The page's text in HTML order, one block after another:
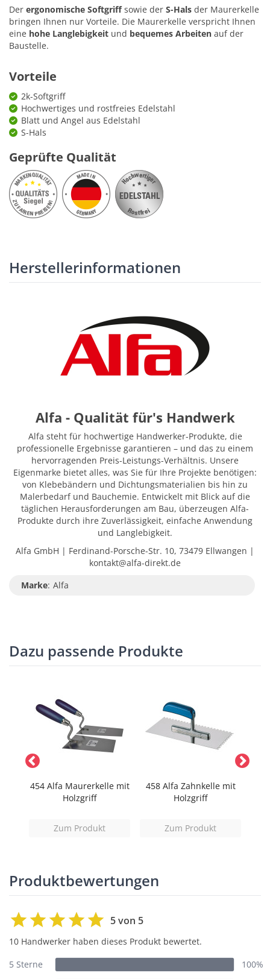
Der ergonomische Softgriffsowie der S-Hals der Maurerkelle
bringen Ihnen nur Vorteile. Die Maurerkelle verspricht Ihnen
eine hohe Langlebigkeit und bequemes Arbeiten auf der
Baustelle.
Vorteile
2k-Softgriff
Hochwertiges und rostfreies Edelstahl
Blatt und Angel aus Edelstahl
S-Hals
Geprüfte Qualität
Herstellerinformationen
Alfa - Qualität für's Handwerk
Alfa steht für hochwertige Handwerker-Produkte, die
professionelle Ergebnisse garantieren – und das zu einem
hervorragenden Preis-Leistungs-Verhältnis. Unsere
Eigenmarke bietet alles, was Sie für Ihre Projekte benötigen:
von Klebebändern und Dichtungsmaterialien bis hin zu
Malerbedarf und Bauchemie. Entwickelt mit Blick auf die
täglichen Herausforderungen am Bau, überzeugen Alfa-
Produkte durch ihre Zuverlässigkeit, einfache Anwendung
und Langlebigkeit.
Alfa GmbH | Ferdinand-Porsche-Str. 10, 73479 Ellwangen |
kontakt@alfa-direkt.de
Marke: Alfa
Dazu passende Produkte
454 Alfa Maurerkelle mit
Holzgriff
Zum Produkt
458 Alfa Zahnkelle mit
Holzgriff
Zum Produkt
Produktbewertungen
5 von 5
10 Handwerker haben dieses Produkt bewertet.
5 Sterne
100%